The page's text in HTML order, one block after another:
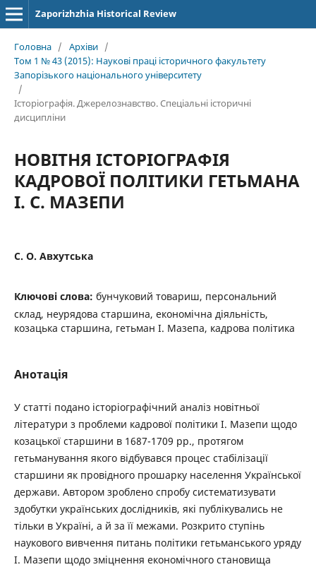
Zaporizhzhia Historical Review
Головна / Архіви /
Том 1 № 43 (2015): Наукові праці історичного факультету
Запорізького національного університету
/
Історіографія. Джерелознавство. Спеціальні історичні
дисципліни
НОВІТНЯ ІСТОРІОГРАФІЯ
КАДРОВОЇ ПОЛІТИКИ ГЕТЬМАНА
І. С. МАЗЕПИ
С. О. Авхутська
Ключові слова: бунчуковий товариш, персональний
склад, неурядова старшина, економічна діяльність,
козацька старшина, гетьман І. Мазепа, кадрова політика
Анотація
У статті подано історіографічний аналіз новітньої
літератури з проблеми кадрової політики І. Мазепи щодо
козацької старшини в 1687-1709 рр., протягом
гетьманування якого відбувався процес стабілізації
старшини як провідного прошарку населення Української
держави. Автором зроблено спробу систематизувати
здобутки українських дослідників, які публікувались не
тільки в Україні, а й за її межами. Розкрито ступінь
наукового вивчення питань політики гетьманського уряду
І. Мазепи щодо зміцнення економічного становища